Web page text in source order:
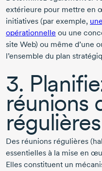
extérieure pour mettre en
initiatives (par exemple,
opérationnelle ou une
site Web) ou même d’une
l’ensemble du plan
3.
réunions
régulières
Des réunions régulières
essentielles à la mise en
Elles constituent un